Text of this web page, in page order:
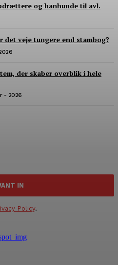
og hanhunde til avl.
det veje tungere end stambog?
der skaber overblik i hele
- 2026
IN
Policy.